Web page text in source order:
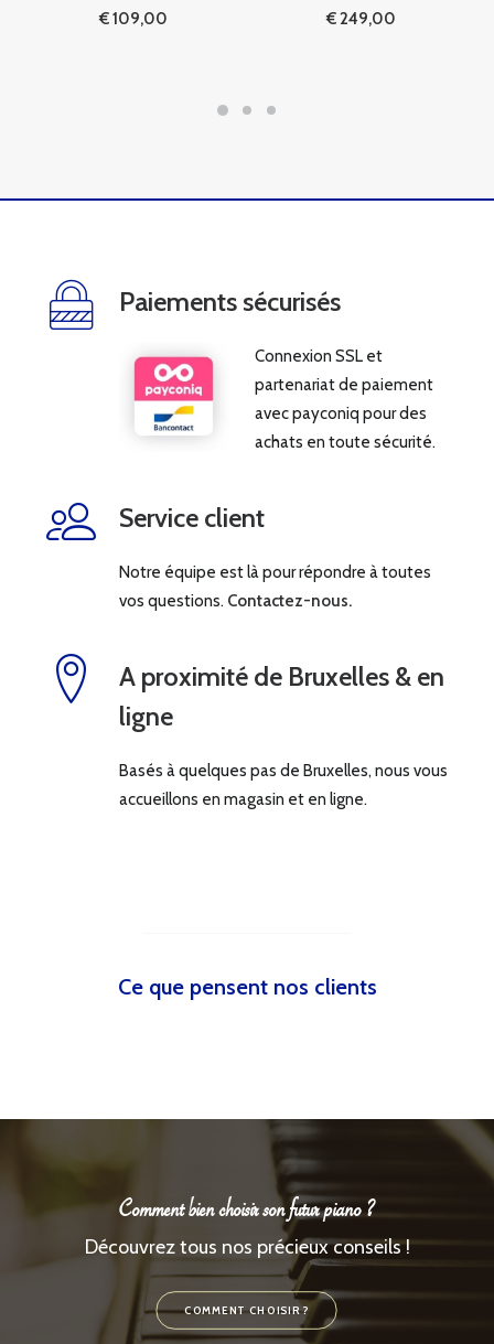
€109,00 €249,00
Paiements sécurisés
Connexion SSL et
partenariat de paiement
avec payconiq pour des
achats en toute sécurité.
Service client
Notre équipe est là pour répondre à toutes
vos questions. Contactez-nous.
A proximité de Bruxelles & en
ligne
Basés à quelques pas de Bruxelles, nous vous
accueillons en magasin et en ligne.
Ce que pensent nos clients
Comment bien choisir son futur piano ?
Découvrez tous nos précieux conseils !
COMMENT CHOISIR ?